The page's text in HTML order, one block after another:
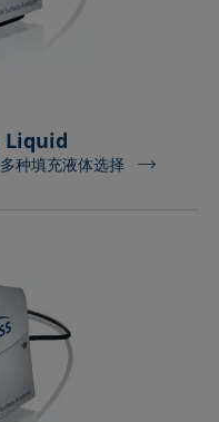
Liquid
种填充液体选择